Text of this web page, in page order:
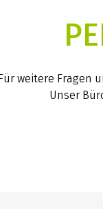
weitere Fragen
Unser